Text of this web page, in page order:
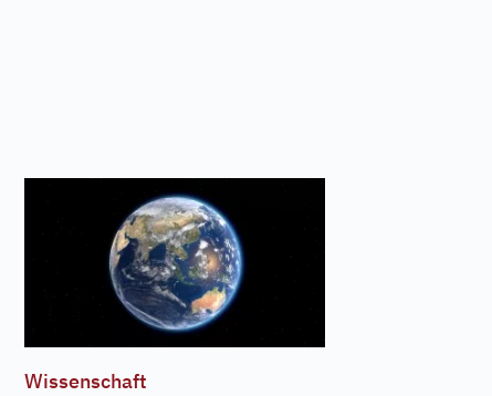
Wissenschaft